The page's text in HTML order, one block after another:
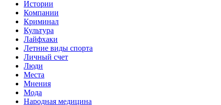
Истории
Компании
Криминал
Культура
Лайфхаки
Летние виды спорта
Личный счет
Люди
Места
Мнения
Мода
Народная медицина